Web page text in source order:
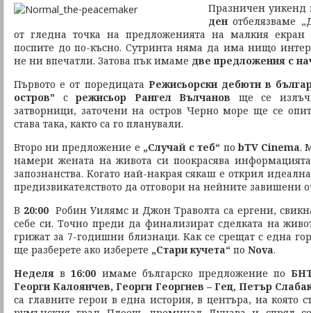
Празничен
денотбелязваме
от гледна точка на предложенията на малкия
поспите до по-късно. Сутринта няма да има нищо
не ни впечатли. Затова пък имаме две предложения с
Първото е от поредицата Режисьорски дебюти в
остров" срежисьор Рангел Вълчанов ще се
затворници, заточени на остров Черно море ще се
става така, както са го планували.
Второ ни предложение е „Случай с теб“ поbTV Cinema.
намери жената на живота си поокрасява
запознанства. Когато най-накрая сякаш е открил
предизвикателството да отговори на нейните завишени
В 20:00 Робин Уилямс и Джон Траволта са ергени,
себе си. Точно преди да финализират сделката на
грижат за 7-годишни близнаци. Как се срещат с една
ще разберете ако изберете „Стари кучета“ по Nova.
Неделя в16:00 имаме българско предложение по
Георги Калоянчев, Георги Георгиев – Гец, Петър
са главните герои в една история, в центъра, на която